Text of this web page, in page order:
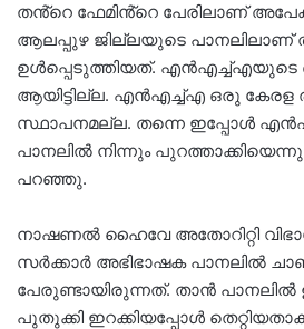
തൻ്റെ ഫേമിൻ്റെ പേരിലാണ്
ആലപ്പുഴ ജില്ലയുടെ പാനലിലാണ്
ഉൾപ്പെടുത്തിയത്.
ആയിട്ടില്ല. എൻഎച്ച്എ ഒരു കേരള
സ്ഥാപനമല്ല. തന്നെ ഇപ്പോൾ
പാനലിൽ നിന്നും
പറഞ്ഞു.
നാഷണൽ ഹൈവേ അതോറിറ്റി
സർക്കാർ അഭിഭാഷക പാനലിൽ
പേരുണ്ടായിരുന്നത്. താൻ പാനലിൽ
പുതുക്കി ഇറക്കിയപ്പോൾ